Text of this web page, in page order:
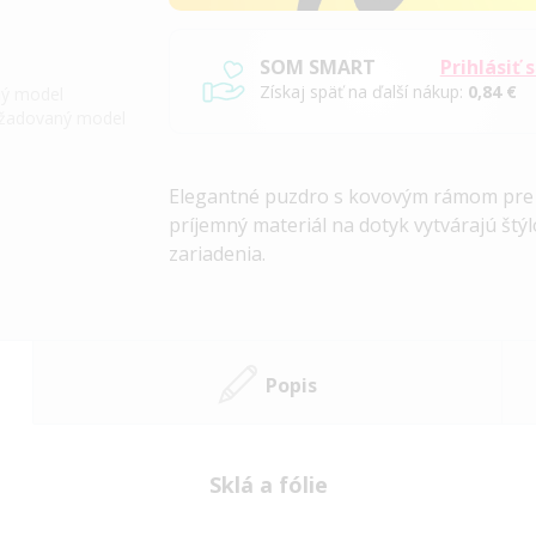
Prihlásiť
SOM SMART
Získaj späť na ďalší nákup: 0,84 €
Elegantné puzdro s kovovým rámom
príjemný materiál na dotyk vytvárajú
zariadenia.
Popis
Sklá a fólie